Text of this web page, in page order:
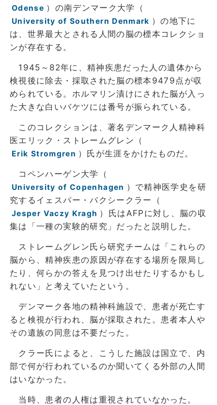
Odense ）の南デンマーク大学（
University of Southern Denmark ）の地下に
は、世界最大とされる人間の脳の標本コレクショ
ンが存在する。
1945～82年に、精神疾患だった人の遺体から
検視後に除去・採取された脳の標本9479点が収
められている。ホルマリン漬けにされた脳が入っ
た大きな白いバケツには番号が振られている。
このコレクションは、著名デンマーク人精神科
医エリック・ストレームグレン（
Erik Stromgren ）氏が生涯をかけたものだ。
コペンハーゲン大学（
University of Copenhagen ）で精神医学史を研
究するイェスパー・バクシークラー（
Jesper Vaczy Kragh ）氏はAFPに対し、脳の収
集は「一種の実験的研究」だったと説明した。
ストレームグレン氏ら研究チームは「これらの
脳から、精神疾患の原因が存在する場所を限局し
たり、何らかの答えを見つけ出せたりするかもし
れない」と考えていたという。
デンマーク各地の精神科施設で、患者が死亡す
ると検視が行われ、脳が採取された。患者本人や
その遺族の同意は不要だった。
クラー氏によると、こうした施設は国立で、内
部で何が行われているのか聞いてくる外部の人間
はいなかった。
当時、患者の人権は重視されていなかった。